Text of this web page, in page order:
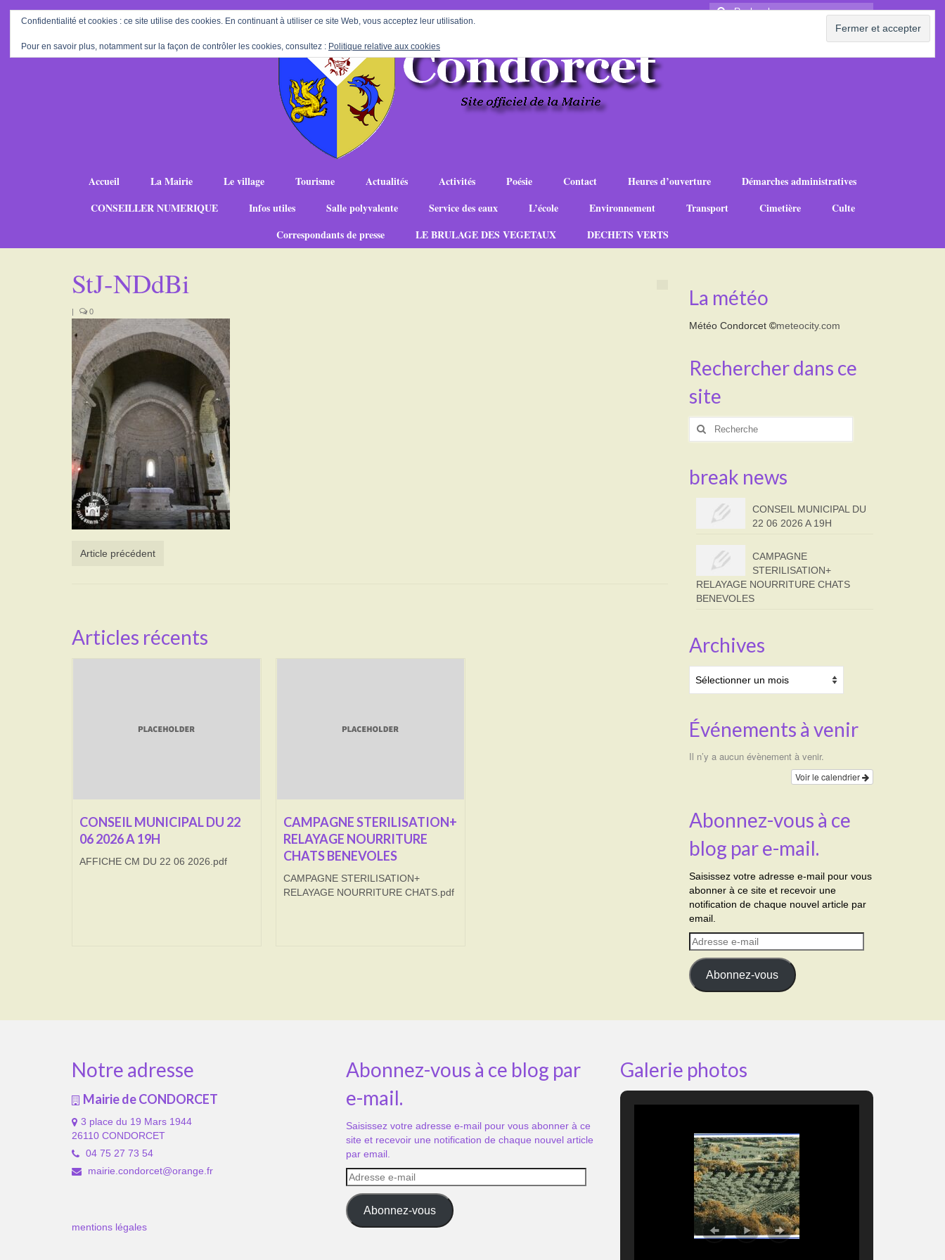
Rechercher
Accueil La Mairie Le village Tourisme Actualités Activités Poésie Contact Heures d’ouverture
Démarches administratives
CONSEILLER NUMERIQUE
Infos utiles Salle polyvalente Service des eaux L’école Environnement Transport Cimetière
Culte
Correspondants de presse
LE BRULAGE DES VEGETAUX DECHETS VERTS
StJ-NDdBi
| 0
Article précédent
Articles récents
CONSEIL MUNICIPAL DU 22
06 2026 A 19H
AFFICHE CM DU 22 06 2026.pdf
CAMPAGNE STERILISATION+
RELAYAGE NOURRITURE
CHATS BENEVOLES
CAMPAGNE STERILISATION+
RELAYAGE NOURRITURE CHATS.pdf
La météo
Météo Condorcet©meteocity.com
Rechercher dans ce
site
Rechercher
break news
CONSEIL MUNICIPAL DU
22 06 2026 A 19H
CAMPAGNE
STERILISATION+
RELAYAGE NOURRITURE CHATS
BENEVOLES
Archives
Événements à venir
Il n’y a aucun évènement à venir.
Voir le calendrier
Abonnez-vous à ce
blog par e-mail.
Saisissez votre adresse e-mail pour vous
abonner à ce site et recevoir une
notification de chaque nouvel article par
email.
Adresse
e-
mail
Abonnez-vous
Notre adresse
Mairie de CONDORCET
3 place du 19 Mars 1944
26110 CONDORCET
04 75 27 73 54
mairie.condorcet@orange.fr
mentions légales
Abonnez-vous à ce blog par
e-mail.
Saisissez votre adresse e-mail pour vous abonner à ce
site et recevoir une notification de chaque nouvel article
par email.
Adresse
e-
mail
Abonnez-vous
Galerie photos
Confidentialité et cookies : ce site utilise des cookies. En continuant à utiliser ce site Web, vous acceptez leur utilisation.
Pour en savoir plus, notamment sur la façon de contrôler les cookies, consultez : Politique relative aux cookies